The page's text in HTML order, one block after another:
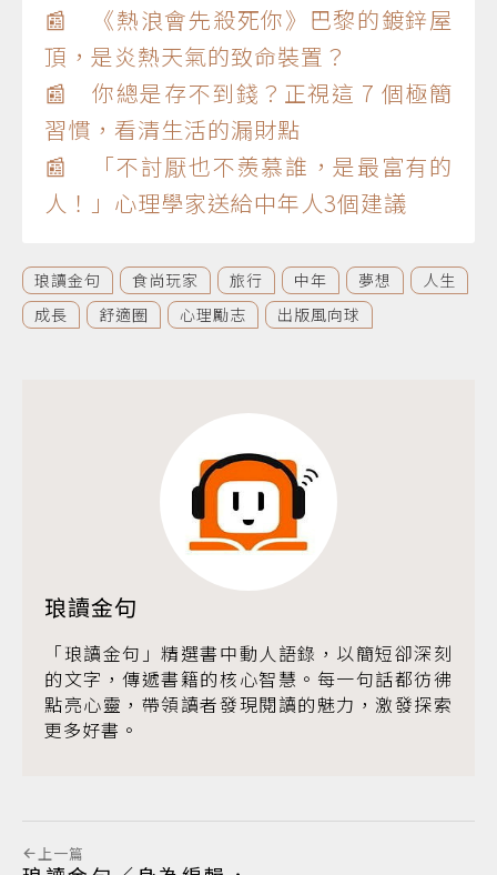
📰 《熱浪會先殺死你》巴黎的鍍鋅屋
頂，是炎熱天氣的致命裝置？
📰 你總是存不到錢？正視這 7 個極簡
習慣，看清生活的漏財點
📰 「不討厭也不羨慕誰，是最富有的
人！」心理學家送給中年人3個建議
琅讀金句 食尚玩家 旅行 中年 夢想
人生
成長
舒適圈 心理勵志 出版風向球
琅讀金句
「琅讀金句」精選書中動人語錄，以簡短卻深刻
的文字，傳遞書籍的核心智慧。每一句話都彷彿
點亮心靈，帶領讀者發現閱讀的魅力，激發探索
更多好書。
上一篇